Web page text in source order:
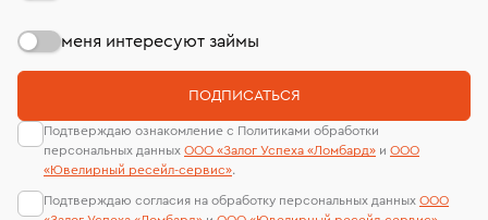
меня интересуют займы
ПОДПИСАТЬСЯ
Подтверждаю ознакомление с Политиками обработки
персональных данных ООО «Залог Успеха «Ломбард» и ООО
«Ювелирный ресейл-сервиc».
Подтверждаю согласия на обработку персональных данных ООО